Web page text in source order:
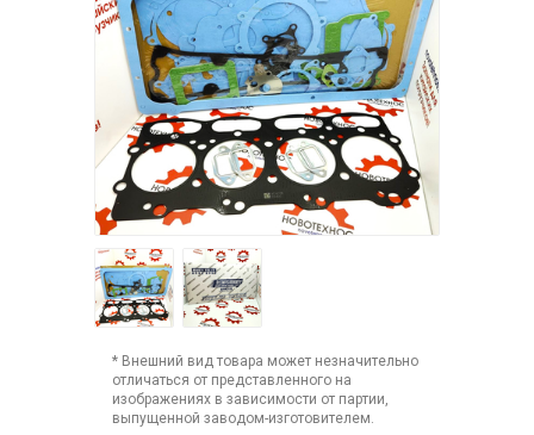
* Внешний вид товара может незначительно
отличаться от представленного на
изображениях в зависимости от партии,
выпущенной заводом-изготовителем.